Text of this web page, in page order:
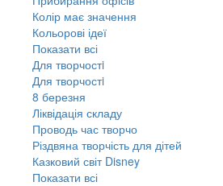
Колір має значення
Кольорові ідеї
Показати всі
Для творчостi
Для творчостi
8 березня
Ліквідація складу
Проводь час творчо
Різдвяна творчість для дітей
Казковий світ Disney
Показати всі